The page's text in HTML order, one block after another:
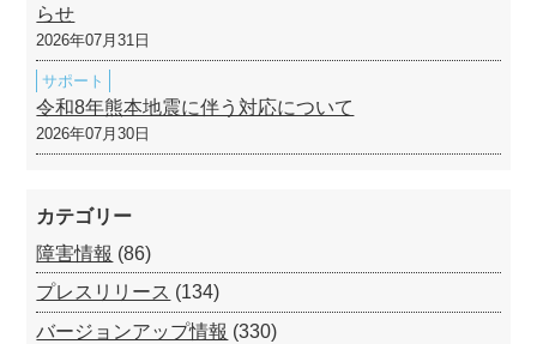
らせ
2026年07月31日
サポート
令和8年熊本地震に伴う対応について
2026年07月30日
カテゴリー
障害情報 (86)
プレスリリース (134)
バージョンアップ情報 (330)